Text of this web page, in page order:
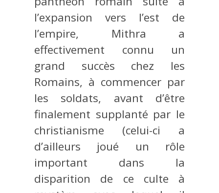
l’expansion vers l’est de
l’empire, Mithra a
effectivement connu un
grand succès chez les
Romains, à commencer par
les soldats, avant d’être
finalement supplanté par le
christianisme (celui-ci a
d’ailleurs joué un rôle
important dans la
disparition de ce culte à